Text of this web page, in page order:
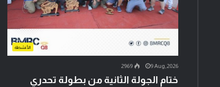
الأنشطة
9 Aug,2026
2969
ختام الجولة الثانية من بطولة تحدري